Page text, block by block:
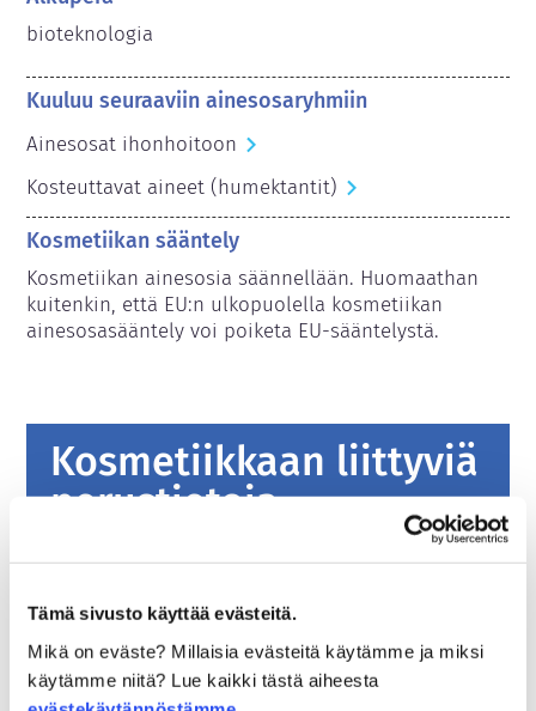
Tämä sivusto käyttää evästeitä.
Mikä on eväste? Millaisia evästeitä käytämme ja miksi
käytämme niitä? Lue kaikki tästä aiheesta
bioteknologia
Kuuluu seuraaviin ainesosaryhmiin
Ainesosat ihonhoitoon
Kosteuttavat aineet (humektantit)
Kosmetiikan sääntely
Kosmetiikan ainesosia säännellään. Huomaathan
kuitenkin, että EU:n ulkopuolella kosmetiikan
ainesosasääntely voi poiketa EU-sääntelystä.
Kosmetiikkaan liittyviä
perustietoja
varmistetaan Euroopassa?
Tiukalla lainsäädännöllä varmistetaan, että
Euroopan unionissa myytävänä olevat
kosmetiikka- ja henkilökohtaisen hygienian